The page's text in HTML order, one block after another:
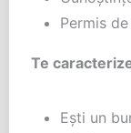
Permis
Te
Ești un